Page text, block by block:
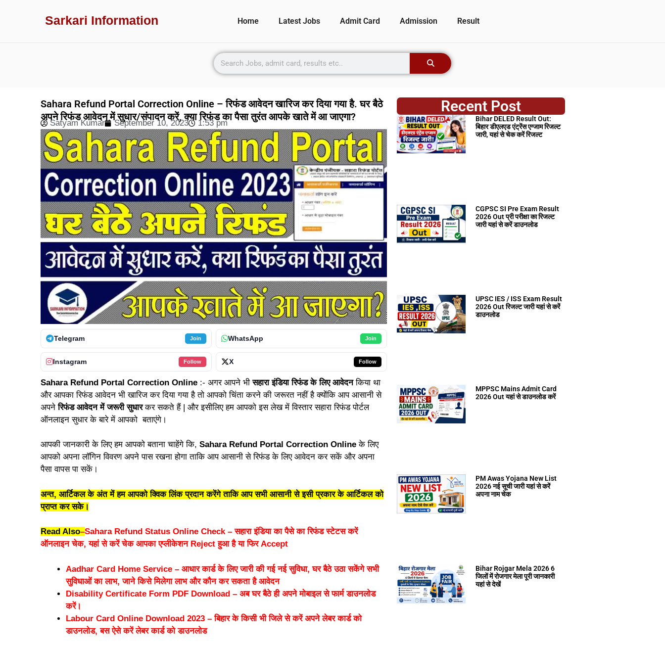
Sarkari Information Home Latest Jobs Admit Card Admission Result
Sahara Refund Portal Correction Online – रिफंड आवेदन खारिज कर दिया गया है. घर बैठे
अपने रिफंड आवेदन में सुधार/संपादन करें, क्या रिफंड का पैसा तुरंत आपके खाते में आ जाएगा?
Satyam Kumar September 10, 2023 1:53 pm
Telegram Join WhatsApp Join
Instagram Follow X Follow
Sahara Refund Portal Correction Online :- अगर आपने भीसहारा इंडिया रिफंड के लिए आवेदनकिया था
और आपका रिफंड आवेदन भी खारिज कर दिया गया है तो आपको चिंता करने की जरूरत नहीं है क्योंकि आप आसानी से
अपने रिफंड आवेदन में जरूरी सुधारकर सकते हैं | और इसीलिए हम आपको इस लेख में विस्तार सहारा रिफंड पोर्टल
ऑनलाइन सुधार के बारे में आपको बताएंगे।
आपकी जानकारी के लिए हम आपको बताना चाहेंगे कि, Sahara Refund Portal Correction Online के लिए
आपको अपना लॉगिन विवरण अपने पास रखना होगा ताकि आप आसानी से रिफंड के लिए आवेदन कर सकें और अपना
पैसा वापस पा सकें।
अन्त, आर्टिकल के अंत में हम आपको क्विक लिंक प्रदान करेंगे ताकि आप सभी आसानी से इसी प्रकार के आर्टिकल को
प्राप्त कर सके।
Read Also–Sahara Refund Status Online Check – सहारा इंडिया का पैसे का रिफंड स्टेटस करें
ऑनलाइन चेक, यहां से करें चेक आपका एप्लीकेशन Reject हुआ है या फिर Accept
Aadhar Card Home Service – आधार कार्ड के लिए जारी की गई नई सुविधा, घर बैठे उठा सकेंगे सभी
सुविधाओं का लाभ, जाने किसे मिलेगा लाभ और कौन कर सकता है आवेदन
Disability Certificate Form PDF Download – अब घर बैठे ही अपने मोबाइल से फार्म डाउनलोड
करें।
Labour Card Online Download 2023 – बिहार के किसी भी जिले से करें अपने लेबर कार्ड को
डाउनलोड, बस ऐसे करें लेबर कार्ड को डाउनलोड
Recent Post
Bihar DELED Result Out:
बिहार डीएलएड एंट्रेंस एग्जाम रिजल्ट
जारी, यहां से चेक करें रिजल्ट
CGPSC SI Pre Exam Result
2026 Out प्री परीक्षा का रिजल्ट
जारी यहां से करें डाउनलोड
UPSC IES / ISS Exam Result
2026 Out रिजल्ट जारी यहां से करें
डाउनलोड
MPPSC Mains Admit Card
2026 Out यहां से डाउनलोड करें
PM Awas Yojana New List
2026 नई सूची जारी यहां से करें
अपना नाम चेक
Bihar Rojgar Mela 2026 6
जिलों में रोजगार मेला पूरी जानकारी
यहां से देखें